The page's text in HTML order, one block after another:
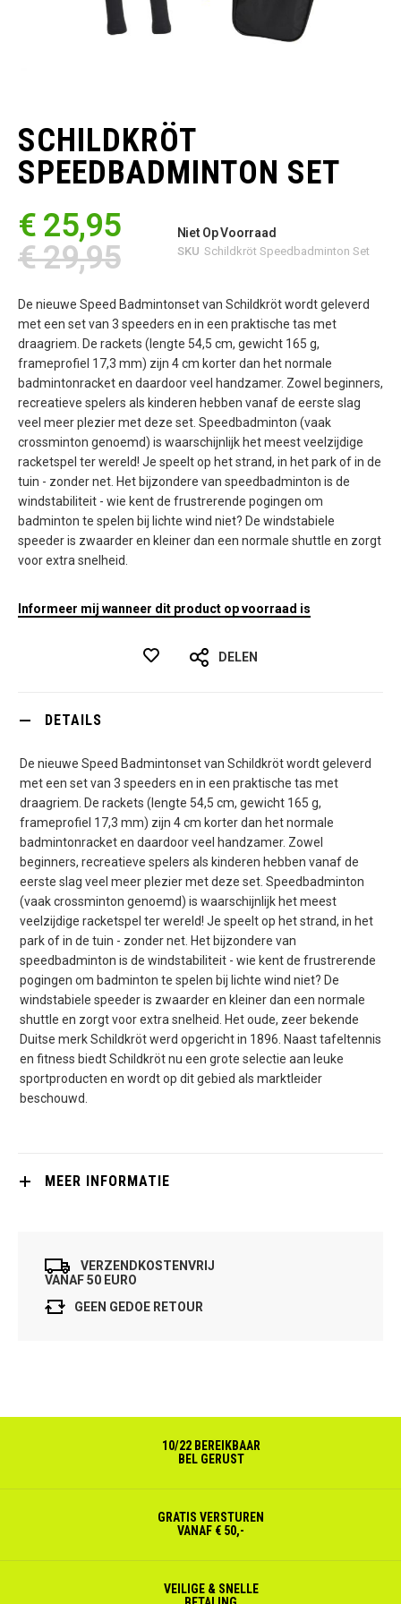
begin
van
de
afbeeldingen-
SCHILDKRÖT
SPEEDBADMINTON SET
€ 25,95
€ 29,95
Niet Op Voorraad
SKU Schildkröt Speedbadminton Set
De nieuwe Speed Badmintonset van Schildkröt wordt geleverd
met een set van 3 speeders en in een praktische tas met
draagriem. De rackets (lengte 54,5 cm, gewicht 165 g,
frameprofiel 17,3 mm) zijn 4 cm korter dan het normale
badmintonracket en daardoor veel handzamer. Zowel beginners,
recreatieve spelers als kinderen hebben vanaf de eerste slag
veel meer plezier met deze set. Speedbadminton (vaak
crossminton genoemd) is waarschijnlijk het meest veelzijdige
racketspel ter wereld! Je speelt op het strand, in het park of in de
tuin - zonder net. Het bijzondere van speedbadminton is de
windstabiliteit - wie kent de frustrerende pogingen om
badminton te spelen bij lichte wind niet? De windstabiele
speeder is zwaarder en kleiner dan een normale shuttle en zorgt
voor extra snelheid.
Informeer mij wanneer dit product op voorraad is
DELEN
DETAILS
De nieuwe Speed Badmintonset van Schildkröt wordt geleverd
met een set van 3 speeders en in een praktische tas met
draagriem. De rackets (lengte 54,5 cm, gewicht 165 g,
frameprofiel 17,3 mm) zijn 4 cm korter dan het normale
badmintonracket en daardoor veel handzamer. Zowel
beginners, recreatieve spelers als kinderen hebben vanaf de
eerste slag veel meer plezier met deze set. Speedbadminton
(vaak crossminton genoemd) is waarschijnlijk het meest
veelzijdige racketspel ter wereld! Je speelt op het strand, in het
park of in de tuin - zonder net. Het bijzondere van
speedbadminton is de windstabiliteit - wie kent de frustrerende
pogingen om badminton te spelen bij lichte wind niet? De
windstabiele speeder is zwaarder en kleiner dan een normale
shuttle en zorgt voor extra snelheid. Het oude, zeer bekende
Duitse merk Schildkröt werd opgericht in 1896. Naast tafeltennis
en fitness biedt Schildkröt nu een grote selectie aan leuke
sportproducten en wordt op dit gebied als marktleider
beschouwd.
MEER INFORMATIE
VERZENDKOSTENVRIJ
VANAF 50 EURO
GEEN GEDOE RETOUR
10/22 BEREIKBAAR
BEL GERUST
GRATIS VERSTUREN
VANAF € 50,-
VEILIGE & SNELLE